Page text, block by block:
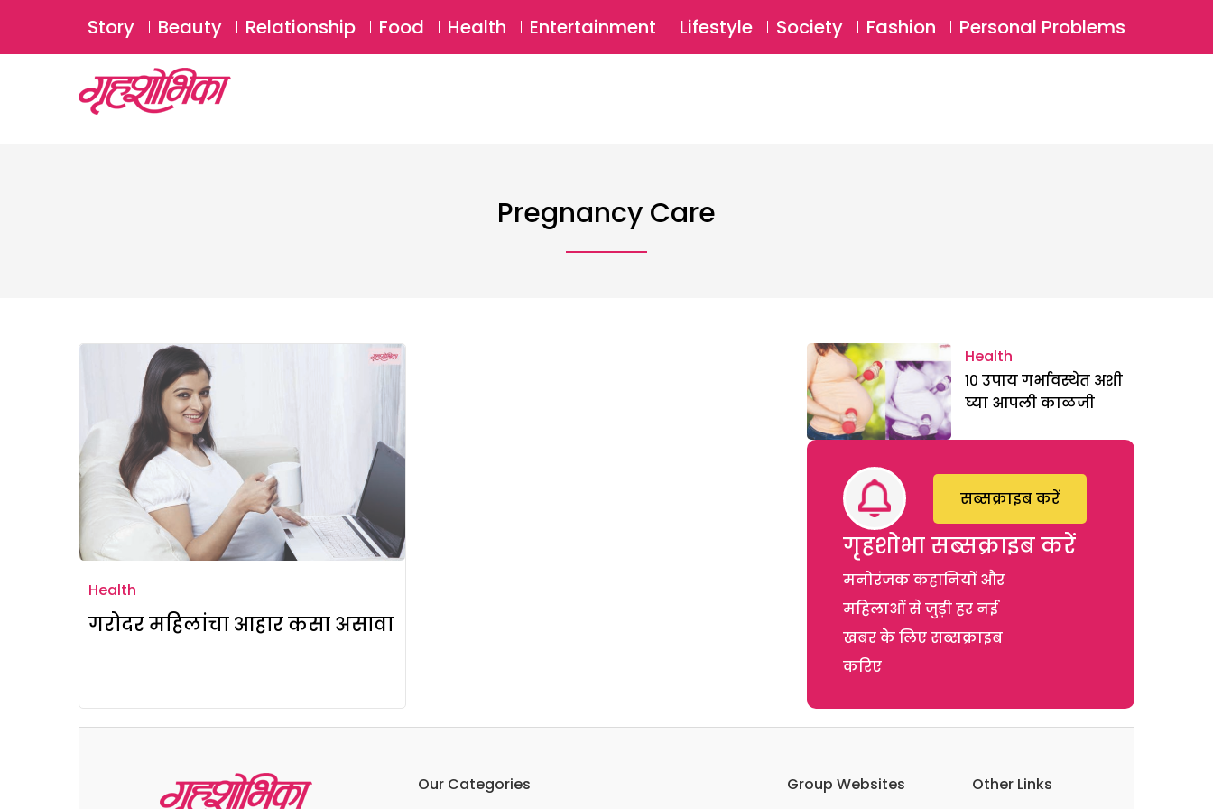
SUBSCRIBE Login ⚲
Story Beauty Relationship Food Health Entertainment Lifestyle Society Fashion Personal Problems
Pregnancy Care
Health
गरोदर महिलांचा आहार कसा असावा
Health
१० उपाय गर्भावस्थेत अशी
घ्या आपली काळजी
गृहशोभा सब्सक्राइब करें
मनोरंजक कहानियों और
महिलाओं से जुड़ी हर नई
खबर के लिए सब्सक्राइब
करिए
सब्सक्राइब करें
Our Categories Group Websites Other Links